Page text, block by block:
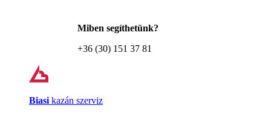
Miben segíthetünk?
+36 (30) 151 37 81
Biasi kazán szerviz